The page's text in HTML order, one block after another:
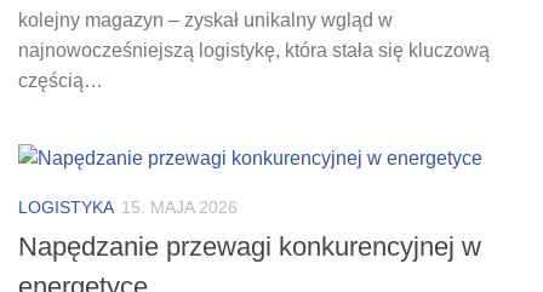
kolejny magazyn – zyskał unikalny wgląd w
najnowocześniejszą logistykę, która stała się kluczową
częścią…
LOGISTYKA 15. MAJA 2026
Napędzanie przewagi konkurencyjnej w